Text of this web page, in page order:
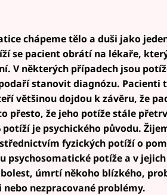
chápeme tělo a duši jako
se pacient obrátí na lékaře,
V některých případech jsou
stanovit diagnózu. Pacienti
většinou dojdou k závěru, že
přesto, že jeho potíže stále
potíží je psychického původu.
fyzických potíží o
psychosomatické potíže a v
úmrtí někoho blízkého,
nebo nezpracované problémy.